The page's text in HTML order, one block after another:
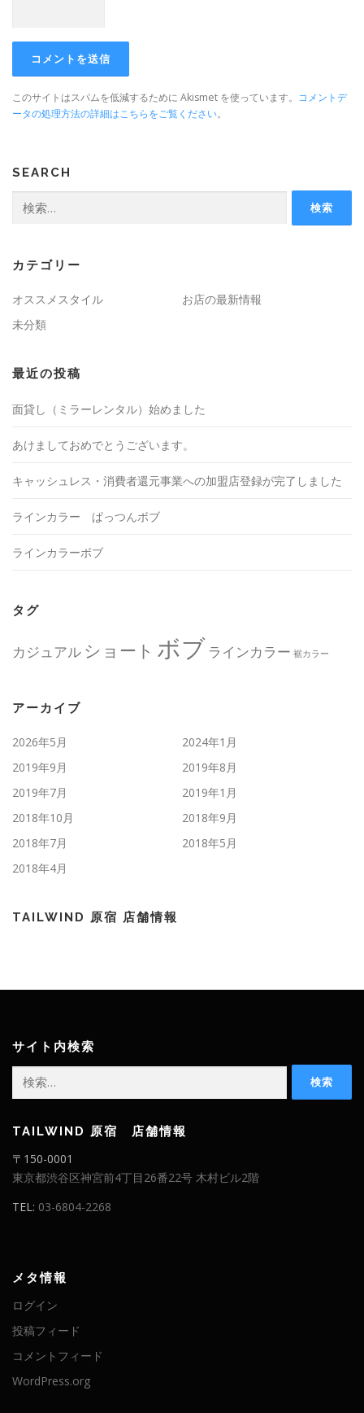
このサイトはスパムを低減するために Akismet を使っています。 コメントデ
ータの処理方法の詳細はこちらをご覧ください。
SEARCH
カテゴリー
オススメスタイル
お店の最新情報
未分類
最近の投稿
面貸し（ミラーレンタル）始めました
あけましておめでとうございます。
キャッシュレス・消費者還元事業への加盟店登録が完了しました
ラインカラー ぱっつんボブ
ラインカラーボブ
タグ
カジュアル ショート ボブ ラインカラー 裾カラー
アーカイブ
2026年5月
2024年1月
2019年9月
2019年8月
2019年7月
2019年1月
2018年10月
2018年9月
2018年7月
2018年5月
2018年4月
TAILWIND 原宿 店舗情報
サイト内検索
TAILWIND 原宿 店舗情報
〒150-0001
東京都渋谷区神宮前4丁目26番22号 木村ビル2階
TEL: 03-6804-2268
メタ情報
ログイン
投稿フィード
コメントフィード
WordPress.org